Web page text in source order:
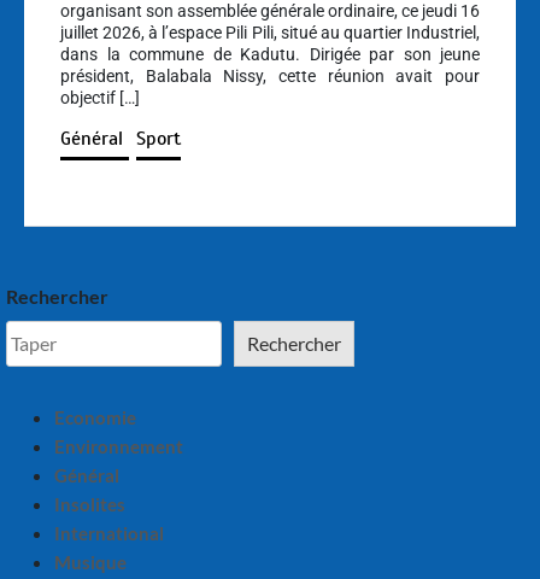
organisant son assemblée générale ordinaire, ce jeudi 16
juillet 2026, à l’espace Pili Pili, situé au quartier Industriel,
dans la commune de Kadutu. Dirigée par son jeune
président, Balabala Nissy, cette réunion avait pour
objectif […]
Général Sport
Rechercher
Rechercher
Economie
Environnement
Général
Insolites
International
Musique